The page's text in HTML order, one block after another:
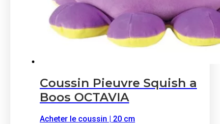
Coussin Pieuvre Squish a
Boos OCTAVIA
Acheter le coussin | 20 cm